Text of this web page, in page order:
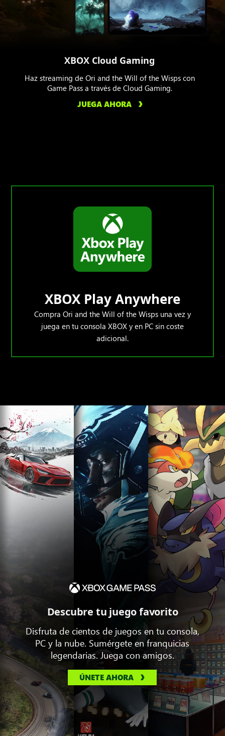
XBOX Cloud Gaming
Haz streaming de Ori and the Will of the Wisps con
Game Pass a través de Cloud Gaming.
JUEGA AHORA
XBOX Play Anywhere
Compra Ori and the Will of the Wisps una vez y
juega en tu consola XBOX y en PC sin coste
adicional.
Descubre tu juego favorito
Disfruta de cientos de juegos en tu consola,
PC y la nube. Sumérgete en franquicias
legendarias. Juega con amigos.
ÚNETE AHORA